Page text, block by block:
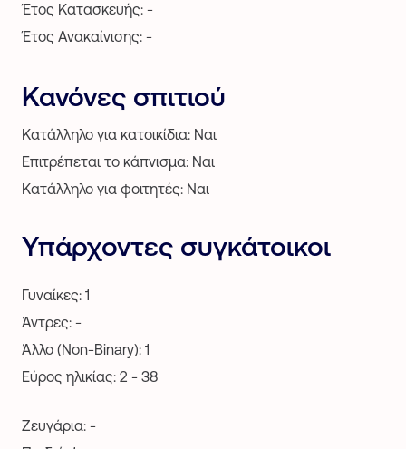
Έτος Κατασκευής: -
Έτος Ανακαίνισης: -
Κανόνες σπιτιού
Κατάλληλο για κατοικίδια: Ναι
Επιτρέπεται το κάπνισμα: Ναι
Κατάλληλο για φοιτητές: Ναι
Υπάρχοντες συγκάτοικοι
Γυναίκες: 1
Άντρες: -
Άλλο (Non-Binary): 1
Εύρος ηλικίας: 2 - 38
Ζευγάρια: -